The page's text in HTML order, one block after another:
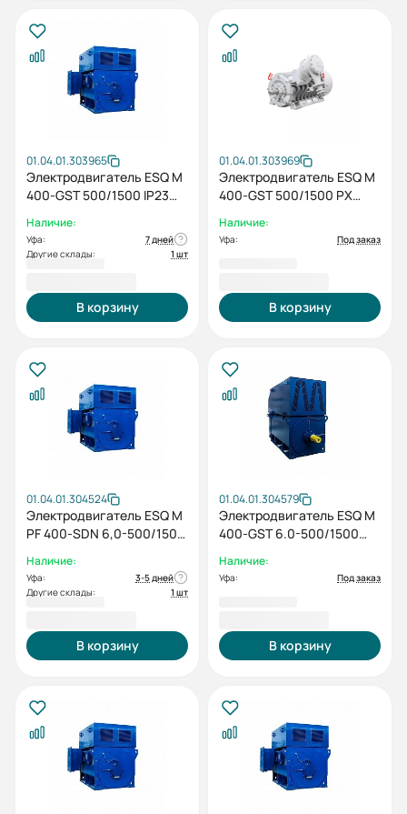
01.04.01.303965
Электродвигатель ESQ M
400-GST 500/1500 IP23
Наличие:
Уфа:
7 дней
Другие склады:
1 шт
В корзину
01.04.01.303969
Электродвигатель ESQ M
400-GST 500/1500 PX
Наличие:
Уфа: Под заказ
В корзину
01.04.01.304524
Электродвигатель ESQ M
PF 400-SDN 6,0-500/1500
Наличие:
Уфа:
3-5 дней
Другие склады:
1 шт
В корзину
01.04.01.304579
Электродвигатель ESQ M
400-GST 6.0-500/1500
Наличие:
Уфа: Под заказ
В корзину